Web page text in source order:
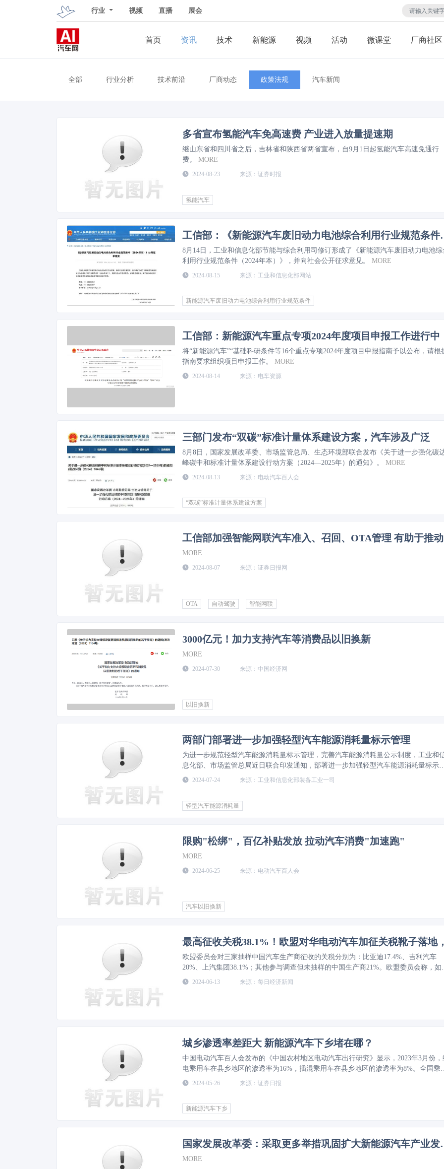
行业 视频 直播 展会
首页 资讯 技术 视频 活动 微课堂 厂商社区
全部 行业分析 技术前沿 厂商动态 政策法规 汽车新闻
多省宣布氢能汽车免高速费 产业进入放量提速期
继山东省和四川省之后，吉林省和陕西省两省宣布，自9月1日起氢能汽车高速免通行
费。
MORE
2024-08-23 证券时报
氢能汽车
工信部：《新能源
8月14日，工业和信息化部节能与综合利用司修订形成了《新能源汽车废旧动力电池综
利用行业规范条件（2024年本）》，并向社会公开征求意见。
MORE
2024-08-15 工业和信息化部网站
新能源汽车废旧动力电池综合利用行业规范条件
工信部：新能源汽车重点专项2024年度项目申报工作进行中
将“新能源汽车”“基础科研条件等16个重点专项2024年度项目申报指南予以公布，请根
指南要求组织项目申报工作。
MORE
2024-08-14 ​电车资源
三部门发布“双碳”标准计量体系建设方案，汽车涉及广泛
8月8日，国家发展改革委、市场监管总局、生态环境部联合发布《关于进一步强化碳
峰碳中和标准计量体系建设行动方案（2024—2025年）的通知》。
MORE
2024-08-13 电动汽车百人会
“双碳”标准计量体系建设方案
MORE
2024-08-07 证券日报网
OTA 自动驾驶 智能网联
3000亿元！加力支持汽车等消费品以旧换新
MORE
2024-07-30 中国经济网
以旧换新
两部门部署进一步加强轻型汽车能源消耗量标示管理
为进一步规范轻型汽车能源消耗量标示管理，完善汽车能源消耗量公示制度，工业和
息化部、市场监管总局近日联合印发通知，部署进一步加强轻型汽车能源消耗量标示
理。要求汽车生产企业或进口汽车经销商应保证其轻型汽车产品在销售时粘贴有轻型汽
施。 MORE
2024-07-24 工业和信息化部装备工业一司
轻型汽车能源消耗量
限购"松绑"，百亿补贴发放 拉动汽车消费"加速跑"
MORE
2024-06-25 电动汽车百人会
汽车以旧换新
欧盟委员会对三家抽样中国汽车生产商征收的关税分别为：比亚迪17.4%、吉利汽车
20%、上汽集团38.1%；其他参与调查但未抽样的中国生产商21%。欧盟委员会称，如
与中方的讨论不能得出有效的解决方案，这些临时关税将从7月4日起引入。
2024-06-13 每日经济新闻
城乡渗透率差距大 新能源汽车下乡堵在哪？
中国电动汽车百人会发布的《中国农村地区电动汽车出行研究》显示，2023年3月份，
电乘用车在县乡地区的渗透率为16%，插混乘用车在县乡地区的渗透率为8%。全国乘用
车市场信息联席会公布的数据显示，2023年3月份，新能源车国内零售渗透率34.2%。两
2024-05-26 证券日报
新能源汽车下乡
国家发展改革
MORE